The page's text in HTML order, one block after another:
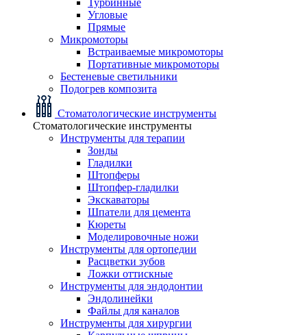
Угловые
Прямые
Микромоторы
Встраиваемые микромоторы
Портативные микромоторы
Бестеневые светильники
Подогрев композита
Стоматологические инструменты
Стоматологические инструменты
Инструменты для терапии
Зонды
Гладилки
Штопферы
Штопфер-гладилки
Экскаваторы
Шпатели для цемента
Кюреты
Моделировочные ножи
Инструменты для ортопедии
Расцветки зубов
Ложки оттискные
Инструменты для эндодонтии
Эндолинейки
Файлы для каналов
Инструменты для хирургии